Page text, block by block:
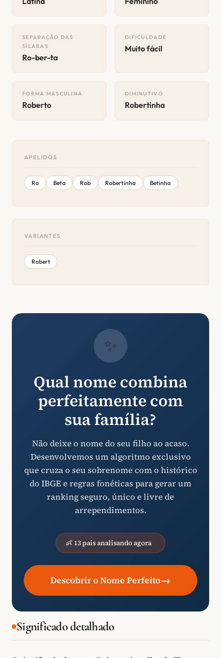
SEPARAÇÃO DAS
SÍLABAS
Ro-ber-ta
DIFICULDADE
Muito fácil
FORMA MASCULINA
Roberto
DIMINUTIVO
Robertinha
APELIDOS
Ro Beta Rob Robertinha Betinha
VARIANTES
Robert
✨
Qual nome combina
perfeitamente com
sua família?
Não deixe o nome do seu filho ao acaso.
Desenvolvemos um algoritmo exclusivo
que cruza o seu sobrenome com o histórico
do IBGE e regras fonéticas para gerar um
ranking seguro, único e livre de
arrependimentos.
👶 13 pais analisando agora
Descobrir o Nome Perfeito→
Significado detalhado